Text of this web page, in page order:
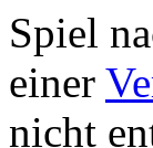
Spiel
einer
nicht